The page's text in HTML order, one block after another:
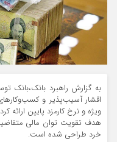
به گزارش راهبرد بانک،بانک
اقشار آسیب‌پذیر و
ویژه و نرخ کارمزد پایین
هدف تقویت توان مالی
خرد طراحی شده است.